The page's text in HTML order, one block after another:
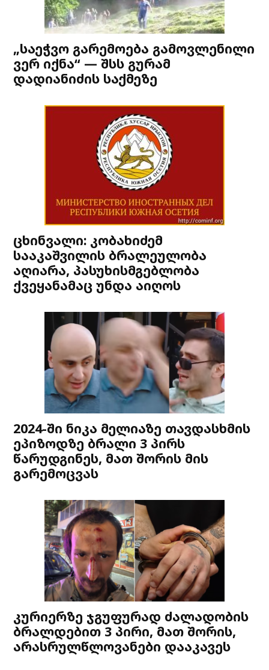
„საეჭვო გარემოება გამოვლენილი
ვერ იქნა“ — შსს გურამ
დადიანიძის საქმეზე
ცხინვალი: კობახიძემ
სააკაშვილის ბრალეულობა
აღიარა, პასუხისმგებლობა
ქვეყანამაც უნდა აიღოს
2024-ში ნიკა მელიაზე თავდასხმის
ეპიზოდზე ბრალი 3 პირს
წარუდგინეს, მათ შორის მის
გარემოცვას
კურიერზე ჯგუფურად ძალადობის
ბრალდებით 3 პირი, მათ შორის,
არასრულწლოვანები დააკავეს